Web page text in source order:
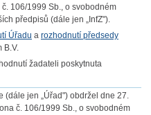
106/1999 Sb., o svobodném
předpisů (dále jen „InfZ").
Úřadu a rozhodnutí předsedy
B.V.
žadateli poskytnuta
(dále jen „Úřad") obdržel dne 27.
č. 106/1999 Sb., o svobodném